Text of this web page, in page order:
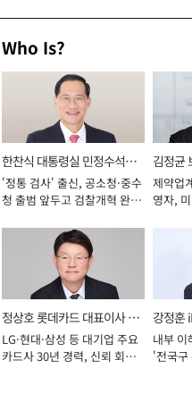
Who Is?
한찬식 대통령실 민정수석비
서관
'정통 검사' 출신, 공소청·중수
청 출범 앞두고 검찰개혁 완수
김정균
표이사
제약업
영자,
정상호 롯데카드 대표이사 사
장
LG·현대·삼성 등 대기업 주요
카드사 30년 경력, 신뢰 회복
강정훈
내부 이
'전국구